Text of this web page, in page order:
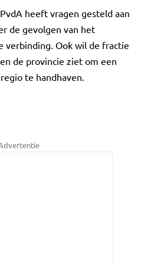
heeft vragen gesteld aan
de gevolgen van het
verbinding. Ook wil de fractie
de provincie ziet om een
te handhaven.